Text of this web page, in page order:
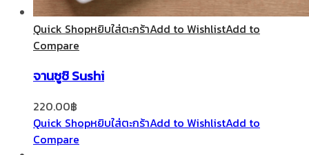
Quick Shopหยิบใส่ตะกร้าAdd to WishlistAdd to
Compare
จานซูชิ Sushi
220.00฿
Quick Shopหยิบใส่ตะกร้าAdd to WishlistAdd to
Compare